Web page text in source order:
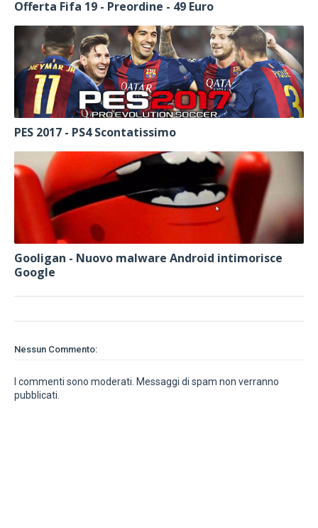
Offerta Fifa 19 - Preordine - 49 Euro
PES 2017 - PS4 Scontatissimo
Gooligan - Nuovo malware Android intimorisce
Google
Nessun Commento:
I commenti sono moderati. Messaggi di spam non verranno
pubblicati.